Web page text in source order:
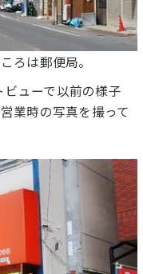
ろは郵便局。
ューで以前の様子
業時の写真を撮って